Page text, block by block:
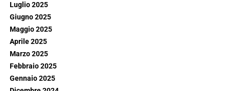
Luglio 2025
Giugno 2025
Maggio 2025
Aprile 2025
Marzo 2025
Febbraio 2025
Gennaio 2025